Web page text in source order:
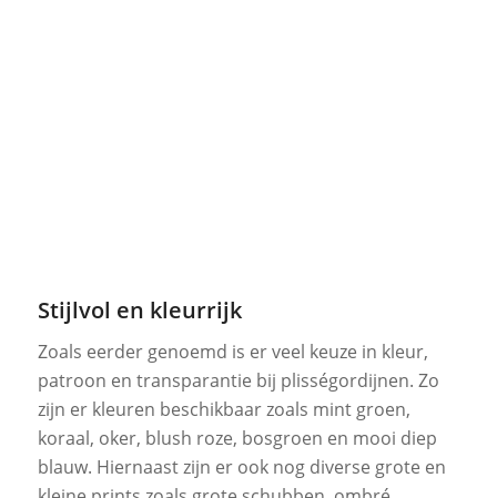
Stijlvol en kleurrijk
Zoals eerder genoemd is er veel keuze in kleur,
patroon en transparantie bij plisségordijnen. Zo
zijn er kleuren beschikbaar zoals mint groen,
koraal, oker, blush roze, bosgroen en mooi diep
blauw. Hiernaast zijn er ook nog diverse grote en